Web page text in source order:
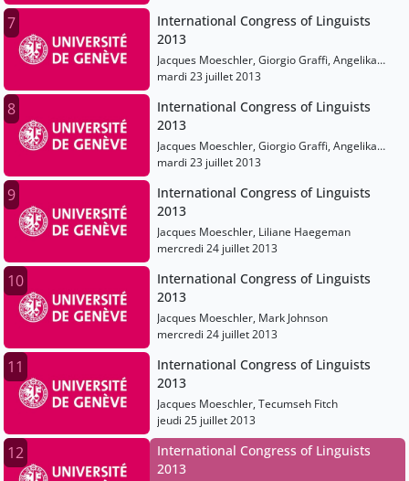
Philippe Schlenker
7
International Congress of Linguists
2013
Jacques Moeschler, Giorgio Graffi, Angelika
Kratzer, Liliane Haegeman, Mark Johnson,
Philippe Schlenker
mardi 23 juillet 2013
8
International Congress of Linguists
2013
Jacques Moeschler, Giorgio Graffi, Angelika
Kratzer, Liliane Haegeman, Mark Johnson,
Philippe Schlenker
mardi 23 juillet 2013
9
International Congress of Linguists
2013
Jacques Moeschler, Liliane Haegeman
mercredi 24 juillet 2013
10
International Congress of Linguists
2013
Jacques Moeschler, Mark Johnson
mercredi 24 juillet 2013
11
International Congress of Linguists
2013
Jacques Moeschler, Tecumseh Fitch
jeudi 25 juillet 2013
12
International Congress of Linguists
2013